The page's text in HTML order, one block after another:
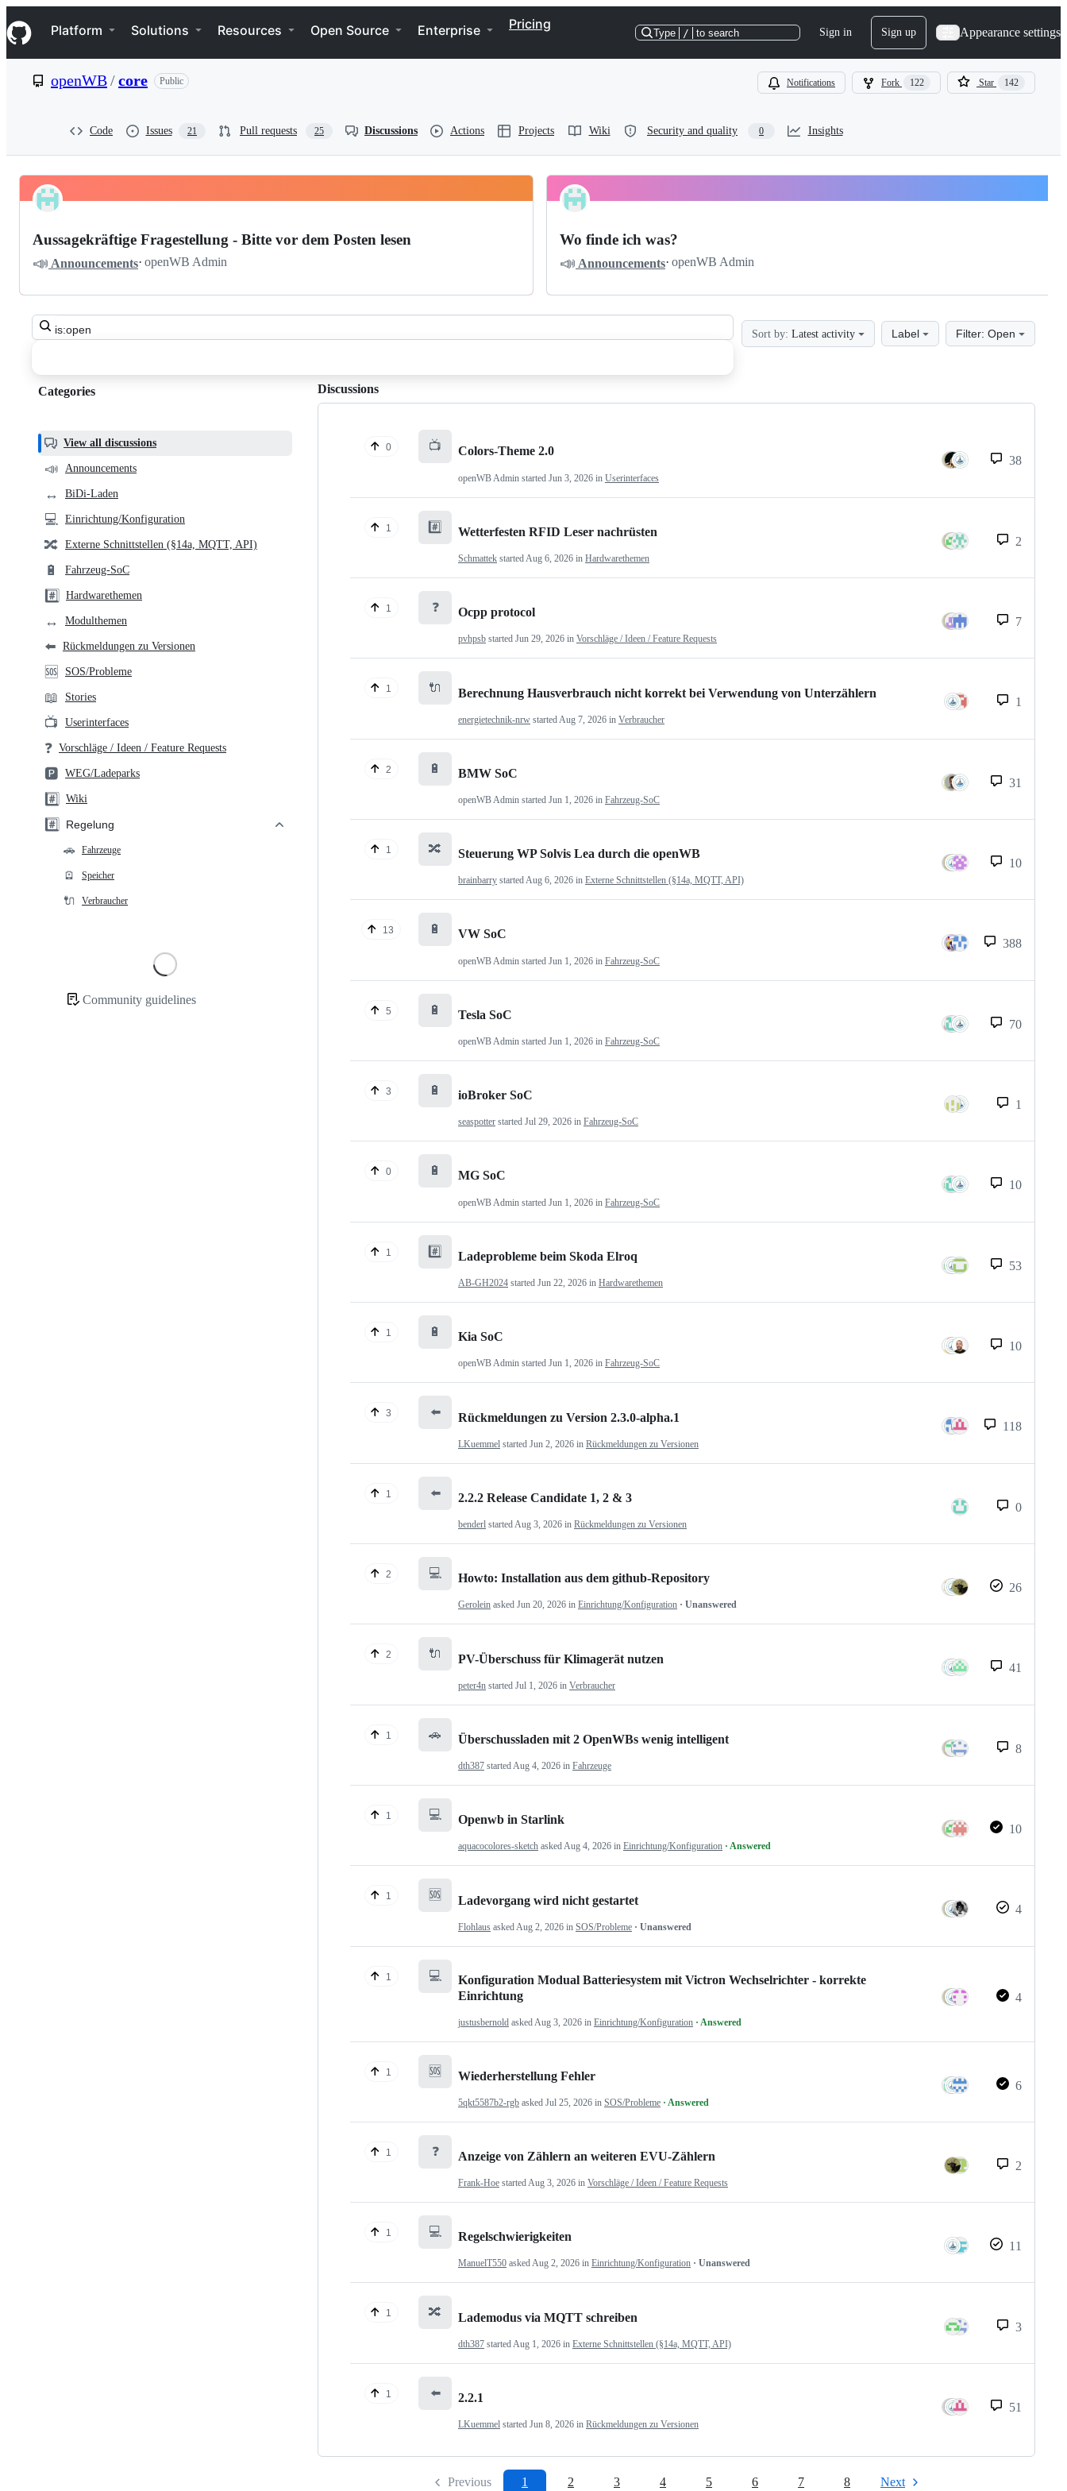
k
i
p
e
Navigation Menu
Platform Solutions Resources Open Source Enterprise Pricing
Type / to search Sign in Sign up Appearance settings
openWB/core Public Notifications Fork 122 Star 142
Code Issues 21 Pull requests 25 Discussions Actions Projects Wiki Security and quality 0 Insights
openWB
core
Discussions
Pinned
Aussagekräftige Fragestellung - Bitte vor dem Posten lesen
📣 Announcements· openWB Admin
Wo finde ich was?
📣 Announcements· openWB Admin
Search
all
Sort by: Latest activity Label Filter: Open
Categories,
helpful,
and
links
Categories
View all discussions
📣 Announcements
↔️ BiDi-Laden
💻 Einrichtung/Konfiguration
🔀 Externe Schnittstellen (§14a, MQTT, API)
🔋 Fahrzeug-SoC
#️⃣ Hardwarethemen
↔️ Modulthemen
⬅️ Rückmeldungen zu Versionen
🆘 SOS/Probleme
📖 Stories
📺 Userinterfaces
❓ Vorschläge / Ideen / Feature Requests
🅿️ WEG/Ladeparks
#️⃣ Wiki
#️⃣
Regelung
🚗
Fahrzeuge
🪫 Speicher
🔌 Verbraucher
Community guidelines
Discussions
0 📺 Colors-Theme 2.0
openWB Admin started Jun 3, 2026 in Userinterfaces
38
1 #️⃣ Wetterfesten RFID Leser nachrüsten
Schmattek startedAug 6, 2026 in Hardwarethemen
2
1 ❓ Ocpp protocol
pvhpsb started Jun 29, 2026 in Vorschläge / Ideen / Feature Requests
7
1 🔌 Berechnung Hausverbrauch nicht korrekt bei Verwendung von Unterzählern
energietechnik-nrw started Aug 7, 2026 in Verbraucher
1
2 🔋 BMW SoC
openWB Admin started Jun 1, 2026 in Fahrzeug-SoC
31
1 🔀 Steuerung WP Solvis Lea durch die openWB
brainbarry startedAug 6, 2026 in Externe Schnittstellen (§14a, MQTT, API)
10
13 🔋 VW SoC
openWB Admin started Jun 1, 2026 in Fahrzeug-SoC
388
5 🔋 Tesla SoC
openWB Admin started Jun 1, 2026 in Fahrzeug-SoC
70
3 🔋 ioBroker SoC
seaspotter started Jul 29, 2026 in Fahrzeug-SoC
1
0 🔋 MG SoC
openWB Admin started Jun 1, 2026 in Fahrzeug-SoC
10
1 #️⃣ Ladeprobleme beim Skoda Elroq
AB-GH2024 started Jun 22, 2026 in Hardwarethemen
53
1 🔋 Kia SoC
openWB Admin started Jun 1, 2026 in Fahrzeug-SoC
10
3 ⬅️ Rückmeldungen zu Version 2.3.0-alpha.1
LKuemmel started Jun 2, 2026 in Rückmeldungen zu Versionen
118
1 ⬅️ 2.2.2 Release Candidate 1, 2 & 3
benderl startedAug 3, 2026 in Rückmeldungen zu Versionen
0
2 💻 Howto: Installation aus dem github-Repository
Gerolein asked Jun 20, 2026 in Einrichtung/Konfiguration · Unanswered
26
2 🔌 PV-Überschuss für Klimagerät nutzen
peter4n started Jul 1, 2026 in Verbraucher
41
1 🚗 Überschussladen mit 2 OpenWBs wenig intelligent
dth387 startedAug 4, 2026 in Fahrzeuge
8
1 💻 Openwb in Starlink
aquacocolores-sketch askedAug 4, 2026 in Einrichtung/Konfiguration · Answered
10
1 🆘 Ladevorgang wird nicht gestartet
Flohlaus asked Aug 2, 2026 in SOS/Probleme · Unanswered
4
1 💻
Konfiguration Modual Batteriesystem mit Victron Wechselrichter - korrekte
Einrichtung
justusbernold asked Aug 3, 2026 in Einrichtung/Konfiguration · Answered
4
1 🆘 Wiederherstellung Fehler
5qkt5587b2-rgb asked Jul 25, 2026 in SOS/Probleme · Answered
6
1 ❓ Anzeige von Zählern an weiteren EVU-Zählern
Frank-Hoe startedAug 3, 2026 in Vorschläge / Ideen / Feature Requests
2
1 💻 Regelschwierigkeiten
ManuelT550 askedAug 2, 2026 in Einrichtung/Konfiguration · Unanswered
11
1 🔀 Lademodus via MQTT schreiben
dth387 startedAug 1, 2026 in Externe Schnittstellen (§14a, MQTT, API)
3
1 ⬅️ 2.2.1
LKuemmel started Jun 8, 2026 in Rückmeldungen zu Versionen
51
Previous 1 2 3 4 5 6 7 8 Next